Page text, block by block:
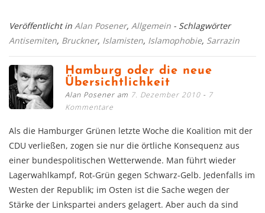
Veröffentlicht in Alan Posener, Allgemein - Schlagwörter
Antisemiten, Bruckner, Islamisten, Islamophobie, Sarrazin
Hamburg oder die neue
Übersichtlichkeit
Alan Posener am 7. Dezember 2010
7
Kommentare
Als die Hamburger Grünen letzte Woche die Koalition mit der
CDU verließen, zogen sie nur die örtliche Konsequenz aus
einer bundespolitischen Wetterwende. Man führt wieder
Lagerwahlkampf, Rot-Grün gegen Schwarz-Gelb. Jedenfalls im
Westen der Republik; im Osten ist die Sache wegen der
Stärke der Linkspartei anders gelagert. Aber auch da sind